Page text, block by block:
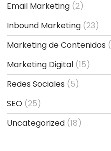
Email Marketing (2)
Inbound Marketing (23)
Marketing de Contenidos
Marketing Digital (15)
Redes Sociales (5)
SEO (25)
Uncategorized (18)